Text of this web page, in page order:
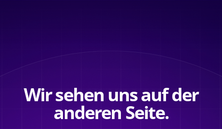
Wir sehen uns auf der
anderen Seite.